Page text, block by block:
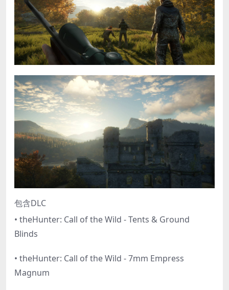
包含DLC
• theHunter: Call of the Wild - Tents & Ground
Blinds
• theHunter: Call of the Wild - 7mm Empress
Magnum